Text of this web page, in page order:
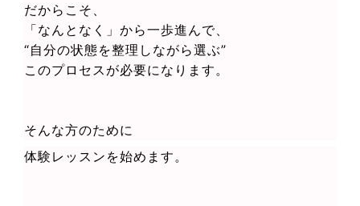
だからこそ、
「なんとなく」から一歩進んで、
“自分の状態を整理しながら選ぶ”
このプロセスが必要になります。
そんな方のために
体験レッスンを始めます。